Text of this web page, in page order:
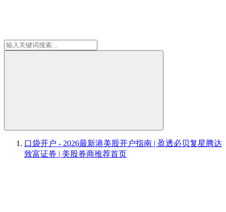
口袋开户 - 2026最新港美股开户指南 | 盈透必贝复星腾达
致富证券 | 美股券商推荐首页